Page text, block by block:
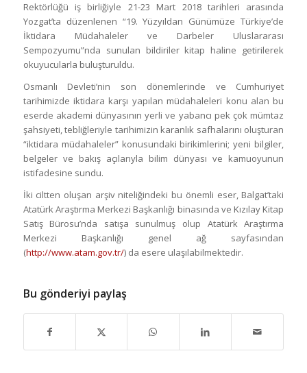
Rektörlüğü iş birliğiyle 21-23 Mart 2018 tarihleri arasında
Yozgat’ta düzenlenen “19. Yüzyıldan Günümüze Türkiye’de
İktidara Müdahaleler ve Darbeler Uluslararası
Sempozyumu”nda sunulan bildiriler kitap haline getirilerek
okuyucularla buluşturuldu.
Osmanlı Devleti’nin son dönemlerinde ve Cumhuriyet
tarihimizde iktidara karşı yapılan müdahaleleri konu alan bu
eserde akademi dünyasının yerli ve yabancı pek çok mümtaz
şahsiyeti, tebliğleriyle tarihimizin karanlık safhalarını oluşturan
“iktidara müdahaleler” konusundaki birikimlerini; yeni bilgiler,
belgeler ve bakış açılarıyla bilim dünyası ve kamuoyunun
istifadesine sundu.
İki ciltten oluşan arşiv niteliğindeki bu önemli eser, Balgat’taki
Atatürk Araştırma Merkezi Başkanlığı binasında ve Kızılay Kitap
Satış Bürosu’nda satışa sunulmuş olup Atatürk Araştırma
Merkezi Başkanlığı genel ağ sayfasından
(http://www.atam.gov.tr/) da esere ulaşılabilmektedir.
Bu gönderiyi paylaş